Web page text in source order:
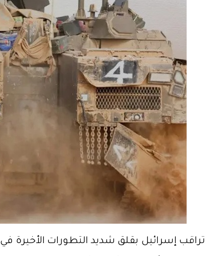
تراقب إسرائيل بقلق شديد التطورات